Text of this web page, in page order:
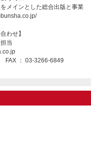
メインとした総合出版と事業
わせ】
当
FAX ： 03-3266-6849